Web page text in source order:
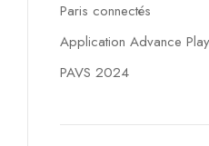
Paris connectés
Application Advance
PAVS 2024